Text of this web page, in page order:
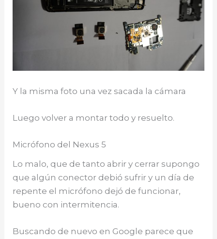
Y la misma foto una vez sacada la cámara
Luego volver a montar todo y resuelto.
Micrófono del Nexus 5
Lo malo, que de tanto abrir y cerrar supongo
que algún conector debió sufrir y un día de
repente el micrófono dejó de funcionar,
bueno con intermitencia.
Buscando de nuevo en Google parece que